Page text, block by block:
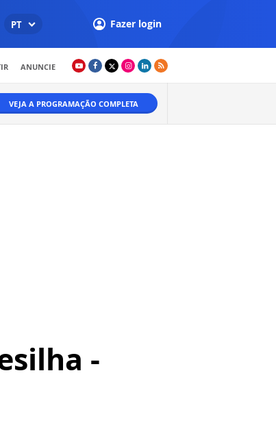
PT Fazer login
ANUNCIE
VEJA A PROGRAMAÇÃO COMPLETA
-